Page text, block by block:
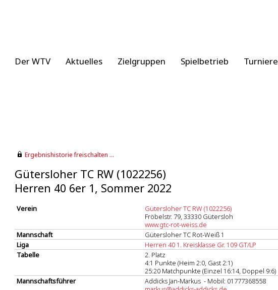
Der WTV Aktuelles Zielgruppen Spielbetrieb Turniere
Ergebnishistorie freischalten ...
Gütersloher TC RW (1022256)
Herren 40 6er 1, Sommer 2022
Verein
Gütersloher TC RW (1022256)
Fröbelstr. 79, 33330 Gütersloh
www.gtc-rot-weiss.de
Mannschaft
Gütersloher TC Rot-Weiß 1
Liga
Herren 40 1. Kreisklasse Gr. 109 GT/LP
Tabelle
2. Platz
4:1 Punkte (Heim 2:0, Gast 2:1)
25:20 Matchpunkte (Einzel 16:14, Doppel 9:6)
Mannschaftsführer
Addicks Jan-Markus - Mobil: 01777368558